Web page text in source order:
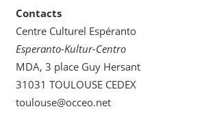
Contacts
Centre Culturel Espéranto
Esperanto-Kultur-Centro
MDA, 3 place Guy Hersant
31031 TOULOUSE CEDEX
toulouse@occeo.net